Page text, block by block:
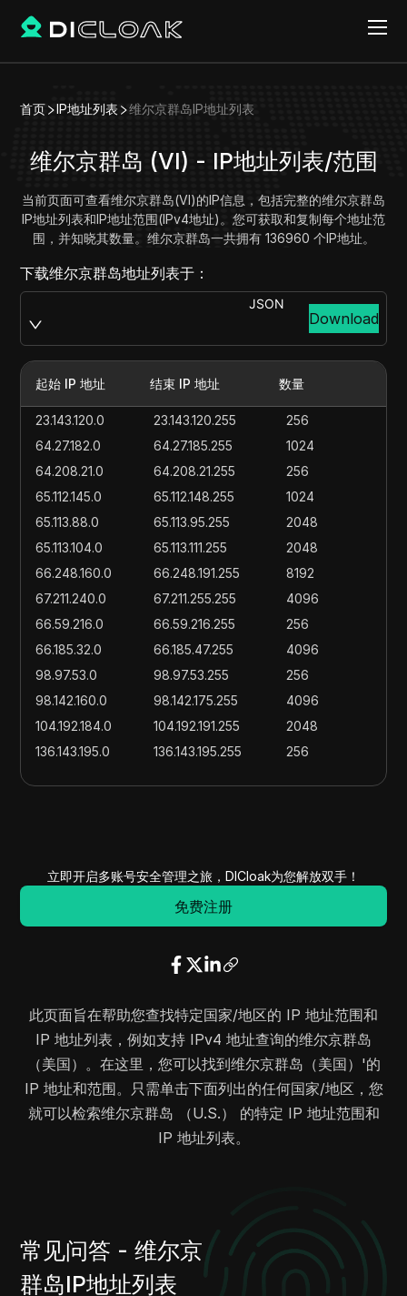
首页 IP地址列表 维尔京群岛IP地址列表
维尔京群岛 (VI) - IP地址列表/范围
当前页面可查看维尔京群岛(VI)的IP信息，包括完整的维尔京群岛
IP地址列表和IP地址范围(IPv4地址)。您可获取和复制每个地址范
围，并知晓其数量。维尔京群岛一共拥有 136960 个IP地址。
下载维尔京群岛地址列表于：
JSON
Download
起始 IP 地址 结束 IP 地址 数量
23.143.120.0 23.143.120.255
256
64.27.182.0
64.27.185.255
1024
64.208.21.0
64.208.21.255
256
65.112.145.0
65.112.148.255
1024
65.113.88.0
65.113.95.255
2048
65.113.104.0
65.113.111.255
2048
66.248.160.0
66.248.191.255
8192
67.211.240.0
67.211.255.255
4096
66.59.216.0
66.59.216.255
256
66.185.32.0
66.185.47.255
4096
98.97.53.0
98.97.53.255
256
98.142.160.0
98.142.175.255
4096
104.192.184.0
104.192.191.255
2048
136.143.195.0
136.143.195.255
256
172.84.192.0
172.84.255.255
16384
172.102.227.255
162.247.24.0
162.247.31.255
2048
162.253.171.255
192.65.170.0
192.65.170.255
256
192.81.72.0
192.81.73.255
512
198.36.28.0
198.36.31.255
1024
204.8.64.0
204.8.67.255
1024
204.11.152.0
204.11.156.255
1280
204.11.159.255
209.151.126.0
209.151.126.255
209.221.192.0
209.221.223.255
立即开启多账号安全管理之旅，DICloak为您解放双手！
免费注册
此页面旨在帮助您查找特定国家/地区的 IP 地址范围和
IP 地址列表，例如支持 IPv4 地址查询的维尔京群岛
（美国）。在这里，您可以找到维尔京群岛（美国）'的
IP 地址和范围。只需单击下面列出的任何国家/地区，您
就可以检索维尔京群岛 （U.S.） 的特定 IP 地址范围和
IP 地址列表。
常见问答 - 维尔京
群岛IP地址列表